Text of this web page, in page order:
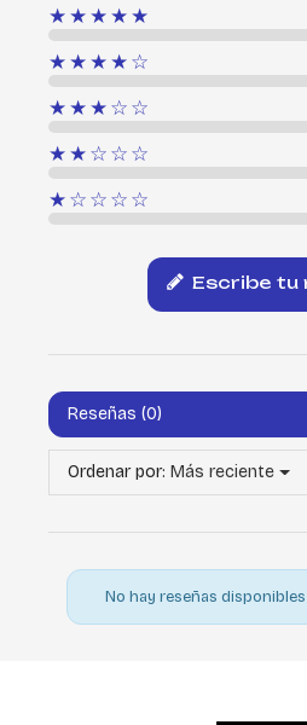
★★★★★
★★★★☆
★★★☆☆
★★☆☆☆
★☆☆☆☆
Escribe tu
Reseñas (0)
Ordenar por: Más reciente
No hay reseñas disponibles